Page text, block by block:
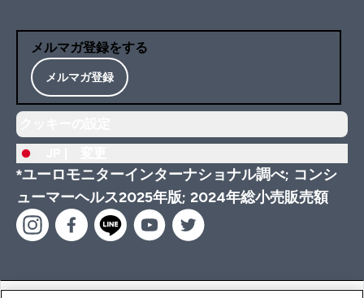
メルマガ登録をする
メルマガ登録
*ユーロモニターインターナショナル調べ; コンシ
ューマーヘルス2025年版; 2024年総小売販売額